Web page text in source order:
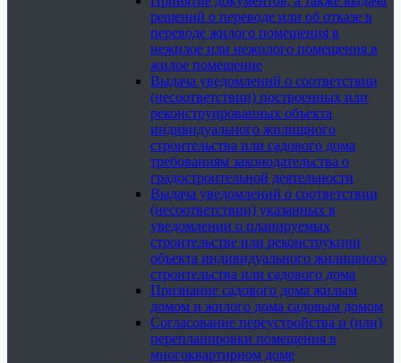
решений о переводе или об отказе в
переводе жилого помещения в
нежилое или нежилого помещения в
жилое помещение
Выдача уведомлений о соответствии
(несоответствии) построенных или
реконструированных объекта
индивидуального жилищного
строительства или садового дома
требованиям законодательства о
градостроительной деятельности
Выдача уведомлений о соответствии
(несоответствии) указанных в
уведомлении о планируемых
строительстве или реконструкции
объекта индивидуального жилищного
строительства или садового дома
Признание садового дома жилым
домом и жилого дома садовым домом
Согласование переустройства и (или)
перепланировки помещения в
многоквартирном доме